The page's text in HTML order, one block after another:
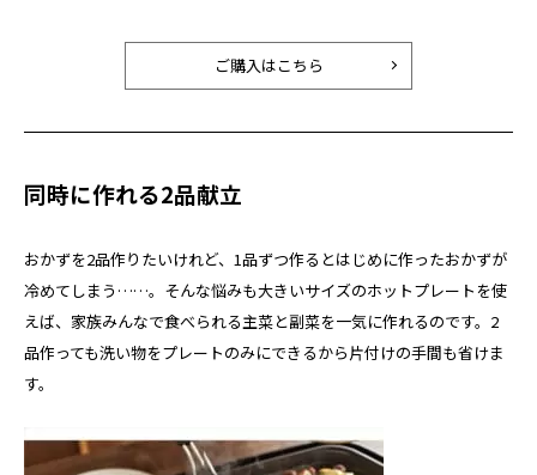
ご購入はこちら
同時に作れる2品献立
おかずを2品作りたいけれど、1品ずつ作るとはじめに作ったおかずが
冷めてしまう……。そんな悩みも大きいサイズのホットプレートを使
えば、家族みんなで食べられる主菜と副菜を一気に作れるのです。2
品作っても洗い物をプレートのみにできるから片付けの手間も省けま
す。